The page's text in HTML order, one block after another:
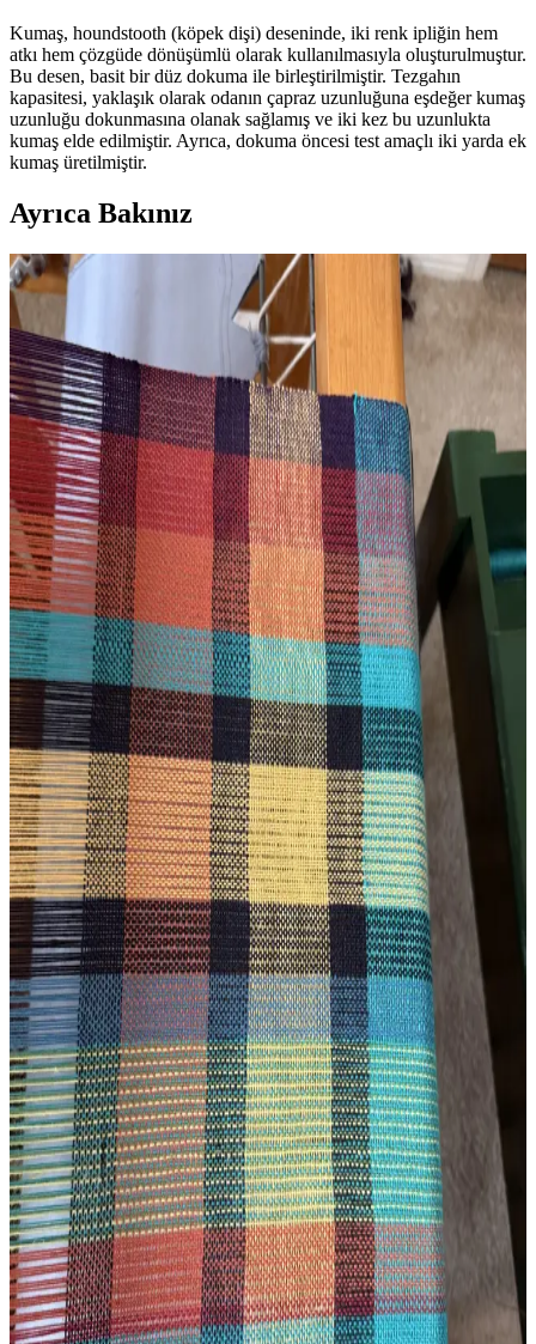
Kumaş, houndstooth (köpek dişi) deseninde, iki renk ipliğin hem
atkı hem çözgüde dönüşümlü olarak kullanılmasıyla oluşturulmuştur.
Bu desen, basit bir düz dokuma ile birleştirilmiştir. Tezgahın
kapasitesi, yaklaşık olarak odanın çapraz uzunluğuna eşdeğer kumaş
uzunluğu dokunmasına olanak sağlamış ve iki kez bu uzunlukta
kumaş elde edilmiştir. Ayrıca, dokuma öncesi test amaçlı iki yarda ek
kumaş üretilmiştir.
Ayrıca Bakınız
Overshot Tekniğiyle Dokunmuş Antika Örtüler:
Tarihi, Özellikleri ve Bakım Yöntemleri
Overshot dokuma, 1800'lerden itibaren Amerikan kültüründe önemli
bir yer tutan el dokuması antika örtülerde kullanılan karmaşık bir
tekniktir. Bu örtülerin tarihçesi, özellikleri ve korunma yöntemleri
detaylı şekilde ele alınmaktadır.
Mary Ann Ostrander Deseni ile Pamuk İplikten
Masa Koşucusu Dokuma Deneyimi
Mary Ann Ostrander deseni kullanılarak dört şaftlı Leclerc
tezgahında cobalt ve bakır renkli pamuk ipliklerle masa koşucusu
dokundu. Proje, temel dokuma teknikleri ve eğitimle yeni
başlayanlara ilham veriyor.
El İpliğiyle Dokuma: Doğal Boyalar ve Basit
Tasarımların Sürdürülebilir Tekstilde Rolü
El ipliğiyle dokuma, doğal boyalar ve basit desenlerle özgün tekstil
ürünleri yaratır. Marigold ve coreopsis gibi bitkilerle renklendirilen
merino yünü, sürdürülebilir ve estetik çözümler sunar.
Ashford Sert Çıtçıtlı Tezgâh ile İlk Dokuma Projesi:
Teknik Detaylar ve Deneyimler
Ashford sert çıtçıtlı tezgâh ve Gist Yarns Mallo slub pamuk ipliğiyle
yapılan ilk dokuma projesi, teknik detaylar ve kullanıcı
deneyimleriyle yeni başlayanlar için önemli bilgiler sunuyor.
Rigid Heddle Dokuma Teknikleri ve Tasarım
Deneyimleri: İki Yıllık Uygulamalı Bilgiler
Rigid heddle dokuma tezgahıyla iki yıl süren deneyim, iplik seçimi,
aparat kullanımı ve desen hizalanması gibi teknik detayları ve
karşılaşılan zorlukları ele alır. Pratik çözümlerle dokuma kalitesi
artırılır.
Tapestry Dokuma Sanatında Kedi Figürünün
Canlandırılması ve Teknik Detayları
Tapestry dokuma sanatında kedi figürünün detaylı işlenişi ve teknik
süreçleri anlatılıyor. Pippin adlı kedinin pizza kutusundaki pozu,
nakışla desteklenen detaylarla yeniden yaratıldı.
3D Yazıcı ile Kişisel Dokuma Tezgahı Üretimi ve İlk